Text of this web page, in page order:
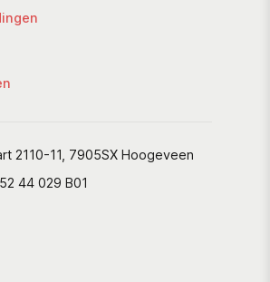
2110-11, 7905SX Hoogeveen
44 029 B01